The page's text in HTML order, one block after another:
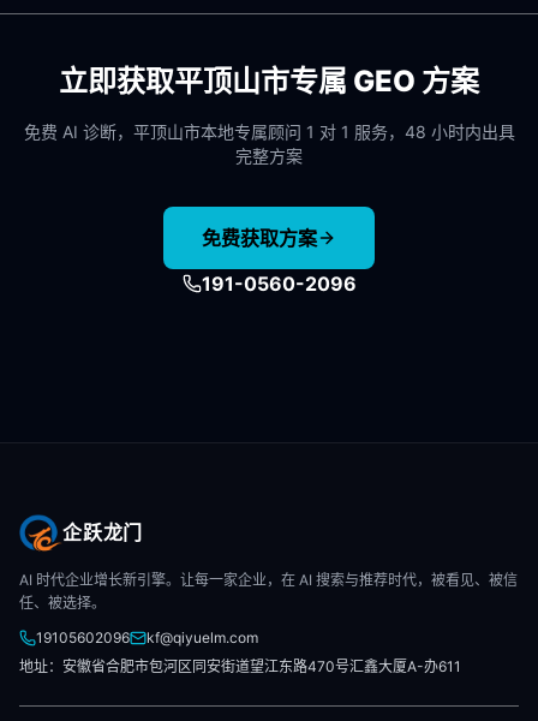
立即获取平顶山市专属 GEO 方案
免费 AI 诊断， 平顶山市本地专属顾问 1 对 1 服务，48 小时内出具
完整方案
免费获取方案
191-0560-2096
企跃龙门
AI 时代企业增长新引擎。让每一家企业，在 AI 搜索与推荐时代，被看见、被信
任、被选择。
19105602096
kf@qiyuelm.com
地址：安徽省合肥市包河区同安街道望江东路470号汇鑫大厦A-办611